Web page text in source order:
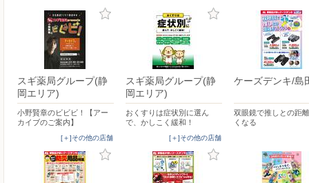
スギ薬局グループ(静
岡エリア)
小野賢章のビビビ！【アー
カイブのご案内】
[＋]その他の店舗
スギ薬局グループ(静
岡エリア)
おくすりは症状別に選ん
で、かしこく緩和！
[＋]その他の店舗
ケーズデンキ/島
双眼鏡で推しとの距
くなる